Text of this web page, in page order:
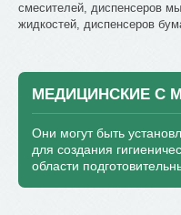
смесителей, диспенсеров
жидкостей, диспенсеров
МЕДИЦИНСКИЕ С
Они могут быть
для создания
области